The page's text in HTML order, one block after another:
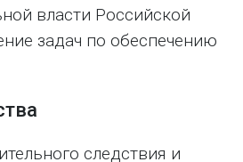
власти Российской
задач по обеспечению
следствия и